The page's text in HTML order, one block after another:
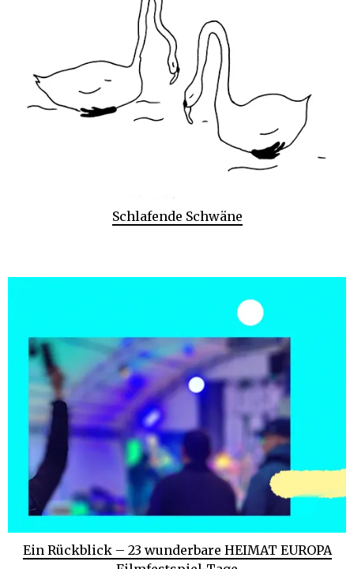
Schlafende Schwäne
Ein Rückblick – 23 wunderbare HEIMAT EUROPA